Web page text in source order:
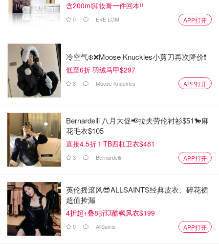
含200ml卸妆膏一件回本‼️
0 EVE LOM APP打开
冷空气❄️❌️Moose Knuckles小剪刀再次降价❗️
低至6折 羽绒马甲$297
8 Moose Knuckles APP打开
Bernardelli 八月大促📢拉夫劳伦衬衫$51🐎麻
花毛衣$105
直接4.5折！TB四杠卫衣$481
3 Bernardelli APP打开
英伦摇滚风😎ALLSAINTS经典皮衣、碎花裙
超值捡漏
4折起+叠8折💥酷飒风衣$199
0 AllSaints APP打开